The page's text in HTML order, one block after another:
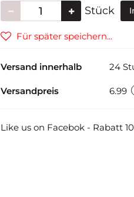
Stück
Für später speichern...
Versand innerhalb 24
Versandpreis 6.99
Like us on Facebok - Rabatt